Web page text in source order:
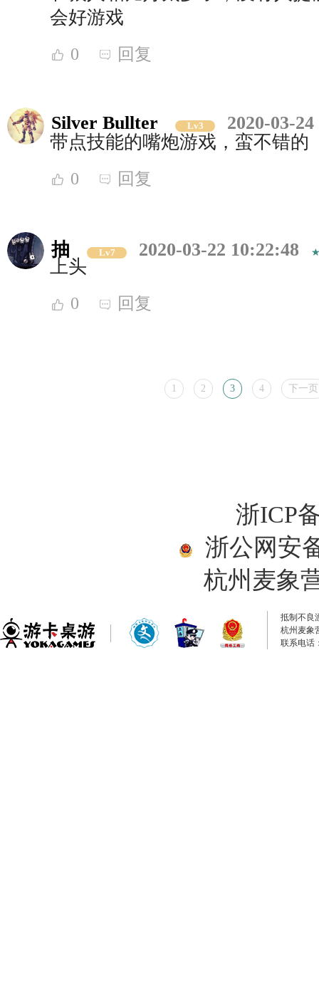
会好游戏
0 回复
Silver Bullter Lv3
2020-03-
带点技能的嘴炮游戏，蛮不错的
0 回复
抽 Lv7
2020-03-22 10:22:48
上头
0 回复
1 2 3 4 下一页
浙ICP
浙公网安
杭州麦象
抵制不良
杭州麦象
联系电话